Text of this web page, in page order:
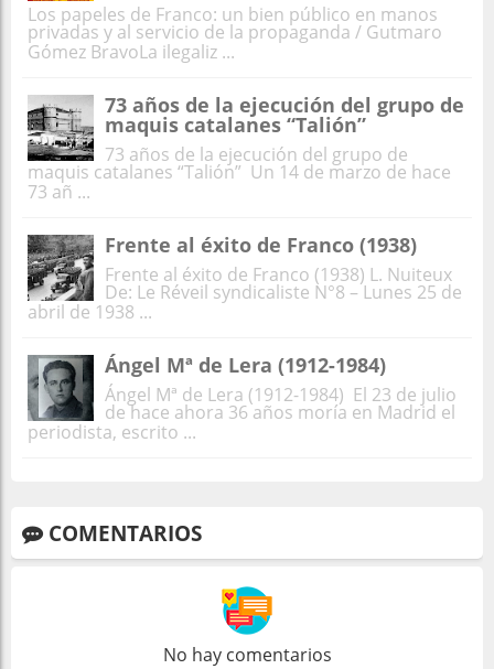
Los papeles de Franco: un bien público en manos
privadas y al servicio de la propaganda / Gutmaro
Gómez BravoLa ilegaliz ...
73 años de la ejecución del grupo de
maquis catalanes “Talión”
73 años de la ejecución del grupo de
maquis catalanes “Talión” Un 14 de marzo de hace
73 añ ...
Frente al éxito de Franco (1938)
Frente al éxito de Franco (1938) L. Nuiteux
De: Le Réveil syndicaliste N°8 – Lunes 25 de
abril de 1938 ...
Ángel Mª de Lera (1912-1984)
Ángel Mª de Lera (1912-1984) El 23 de julio
de hace ahora 36 años moría en Madrid el
periodista, escrito ...
COMENTARIOS
No hay comentarios